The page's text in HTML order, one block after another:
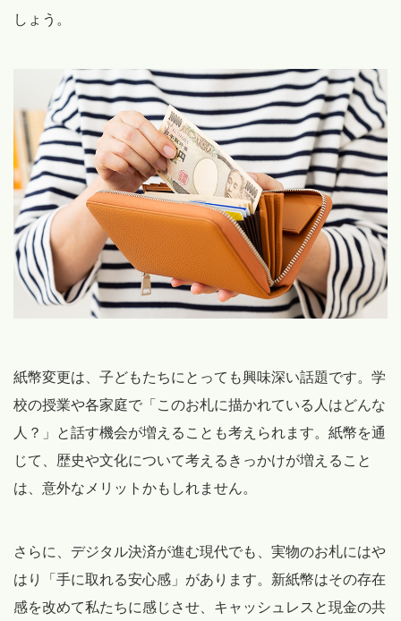
しょう。
紙幣変更は、子どもたちにとっても興味深い話題です。学
校の授業や各家庭で「このお札に描かれている人はどんな
人？」と話す機会が増えることも考えられます。紙幣を通
じて、歴史や文化について考えるきっかけが増えること
は、意外なメリットかもしれません。
さらに、デジタル決済が進む現代でも、実物のお札にはや
はり「手に取れる安心感」があります。新紙幣はその存在
感を改めて私たちに感じさせ、キャッシュレスと現金の共